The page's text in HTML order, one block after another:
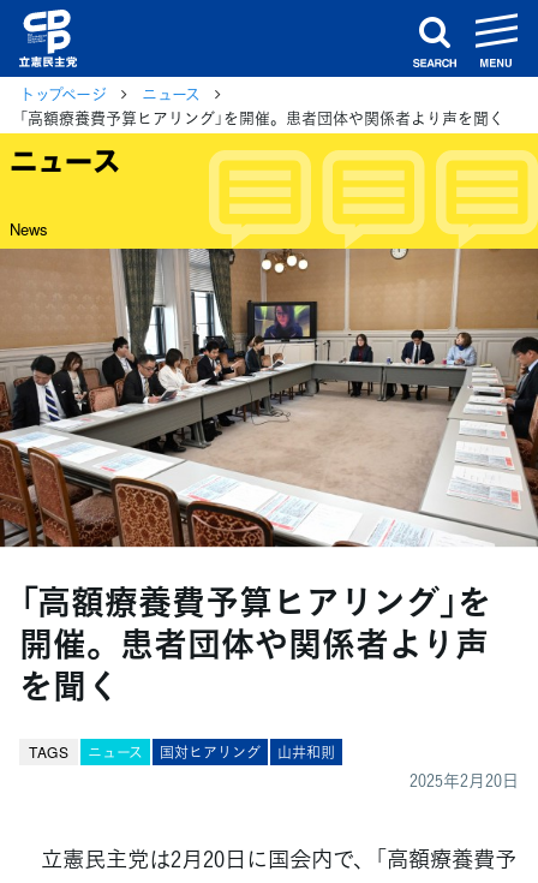
search
トップページ
ニュース
「高額療養費予算ヒアリング」を開催。患者団体や関係者より声を聞く
ニュース
News
「高額療養費予算ヒアリング」を
開催。患者団体や関係者より声
を聞く
TAGS ニュース 国対ヒアリング 山井和則
2025年2月20日
立憲民主党は2月20日に国会内で、「高額療養費予